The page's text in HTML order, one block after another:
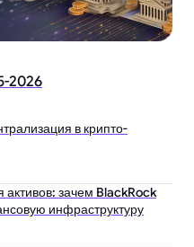
2026
в крипто-
активов: зачем BlackRock
инфраструктуру